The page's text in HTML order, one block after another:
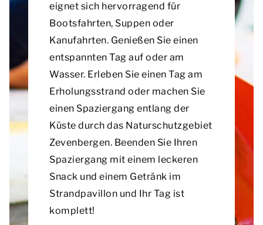
eignet sich hervorragend für
Bootsfahrten, Suppen oder
Kanufahrten. Genießen Sie einen
entspannten Tag auf oder am
Wasser. Erleben Sie einen Tag am
Erholungsstrand oder machen Sie
einen Spaziergang entlang der
Küste durch das Naturschutzgebiet
Zevenbergen. Beenden Sie Ihren
Spaziergang mit einem leckeren
Snack und einem Getränk im
Strandpavillon und Ihr Tag ist
komplett!